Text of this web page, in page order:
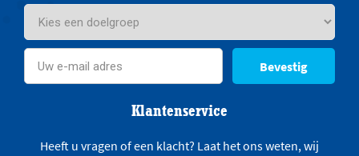
Bevestig
Klantenservice
Heeft u vragen of een klacht? Laat het ons weten, wij